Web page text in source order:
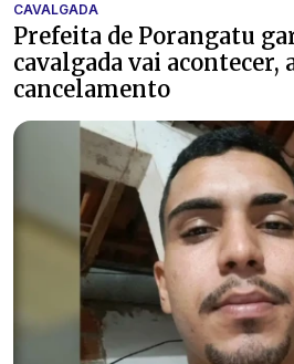
CAVALGADA
Prefeita de Porangatu
cavalgada vai acontecer,
cancelamento